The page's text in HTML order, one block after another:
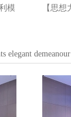
模 【思
elegant demeanour